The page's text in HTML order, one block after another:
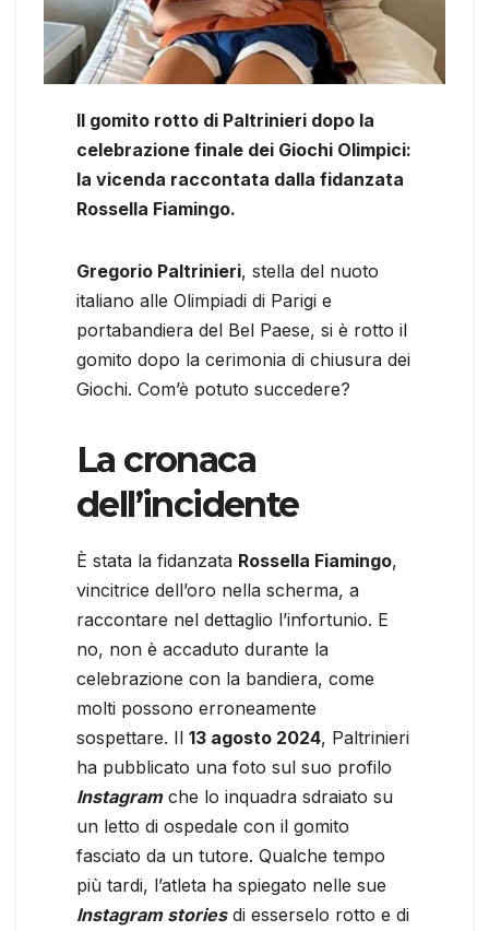
Il gomito rotto di Paltrinieri dopo la
celebrazione finale dei Giochi Olimpici:
la vicenda raccontata dalla fidanzata
Rossella Fiamingo.
Gregorio Paltrinieri, stella del nuoto
italiano alle Olimpiadi di Parigi e
portabandiera del Bel Paese, si è rotto il
gomito dopo la cerimonia di chiusura dei
Giochi. Com’è potuto succedere?
La cronaca
dell’incidente
È stata la fidanzata Rossella Fiamingo,
vincitrice dell’oro nella scherma, a
raccontare nel dettaglio l’infortunio. E
no, non è accaduto durante la
celebrazione con la bandiera, come
molti possono erroneamente
sospettare. Il 13 agosto 2024, Paltrinieri
ha pubblicato una foto sul suo profilo
Instagramche lo inquadra sdraiato su
un letto di ospedale con il gomito
fasciato da un tutore. Qualche tempo
più tardi, l’atleta ha spiegato nelle sue
Instagram storiesdi esserselo rotto e di